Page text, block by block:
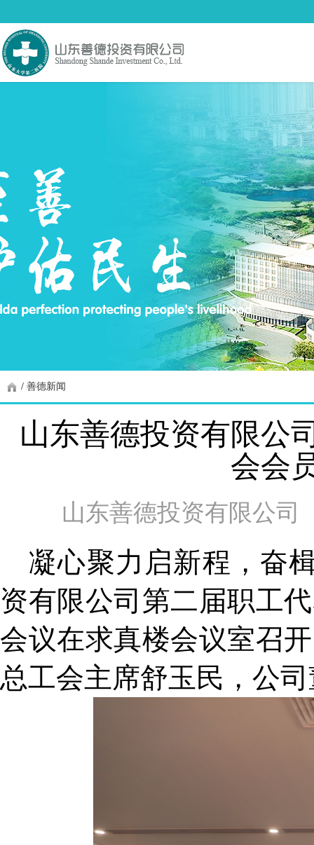
/ 善德新闻
山东善德投资有限公
会会
山东善德投资有限公司
凝心聚力启新程，奋
资有限公司第二届职工
会议在求真楼会议室召
总工会主席舒玉民，公